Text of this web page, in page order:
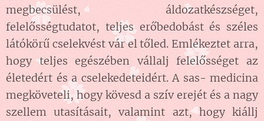
megbecsülést, áldozatkészséget,
felelősségtudatot, teljes erőbedobást és széles
látókörű cselekvést vár el tőled. Emlékeztet arra,
hogy teljes egészében vállalj felelősséget az
életedért és a cselekedeteidért. A sas- medicina
megköveteli, hogy kövesd a szív erejét és a nagy
szellem utasításait, valamint azt, hogy kiállj